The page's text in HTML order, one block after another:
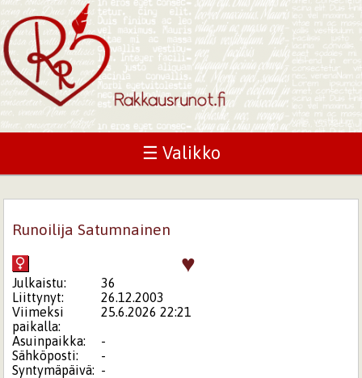
☰ Valikko
Runoilija Satumnainen
♥
Julkaistu:
36
Liittynyt:
26.12.2003
Viimeksi
paikalla:
25.6.2026 22:21
Asuinpaikka:
-
Sähköposti:
-
Syntymäpäivä: -